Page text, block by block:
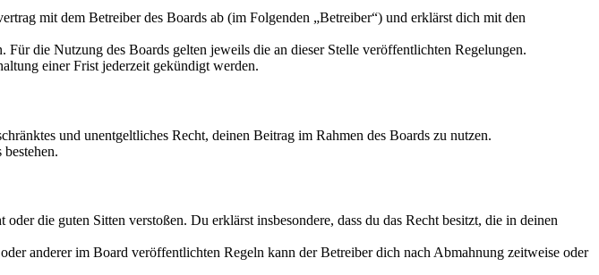
mit dem Betreiber des Boards ab (im Folgenden „Betreiber“) und erklärst dich mit den
die Nutzung des Boards gelten jeweils die an dieser Stelle veröffentlichten Regelungen.
einer Frist jederzeit gekündigt werden.
und unentgeltliches Recht, deinen Beitrag im Rahmen des Boards zu nutzen.
die guten Sitten verstoßen. Du erklärst insbesondere, dass du das Recht besitzt, die in deinen
anderer im Board veröffentlichten Regeln kann der Betreiber dich nach Abmahnung zeitweise oder